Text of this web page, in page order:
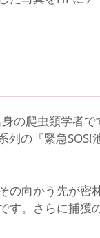
の爬虫類学者
列の『緊急SOS!
の向かう先が密
す。さらに捕獲